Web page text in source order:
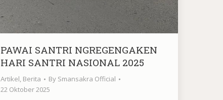
PAWAI SANTRI NGREGENGAKEN
HARI SANTRI NASIONAL 2025
Artikel, Berita By Smansakra Official
22 Oktober 2025